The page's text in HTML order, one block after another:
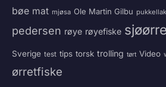
bøe mat mjøsa Ole Martin Gilbu
pedersen røye røyefiske
Sverige test tips torsk trolling tørt Video
ørretfiske